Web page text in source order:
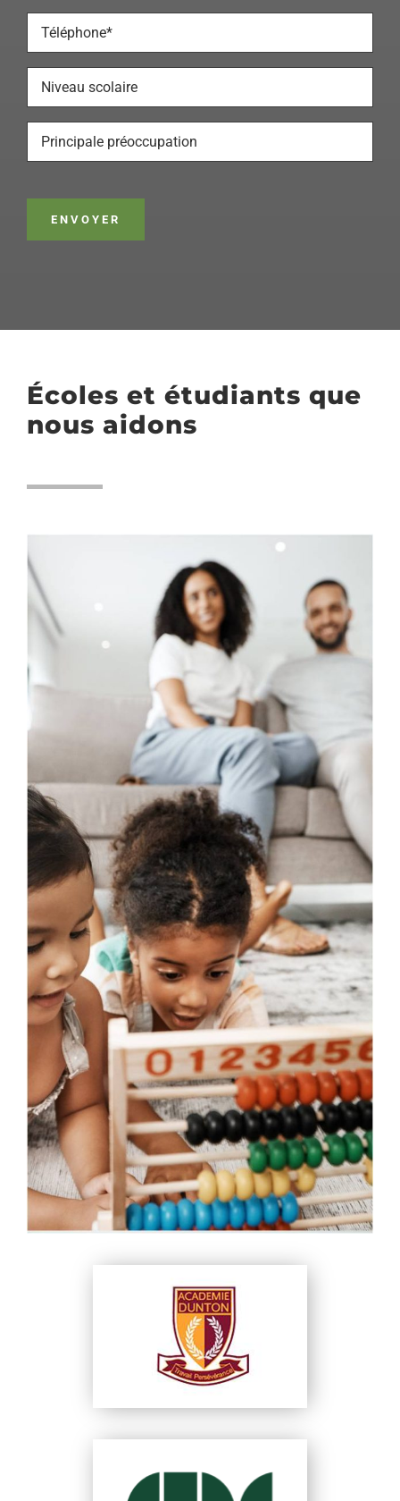
scolaire
principale
ENVOYER
Écoles et étudiants que
nous aidons